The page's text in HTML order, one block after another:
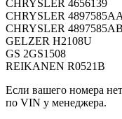
CHRYSLER 4656139
CHRYSLER 4897585AA
CHRYSLER 4897585AB
GELZER H2108U
GS 2GS1508
REIKANEN R0521B
Если вашего номера
по VIN у менеджера.